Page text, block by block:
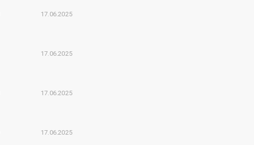
17.06.2025
17.06.2025
17.06.2025
17.06.2025